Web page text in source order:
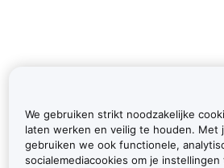
We gebruiken strikt noodzakelijke
laten werken en veilig te houden. Met
gebruiken we ook functionele,
socialemediacookies om je